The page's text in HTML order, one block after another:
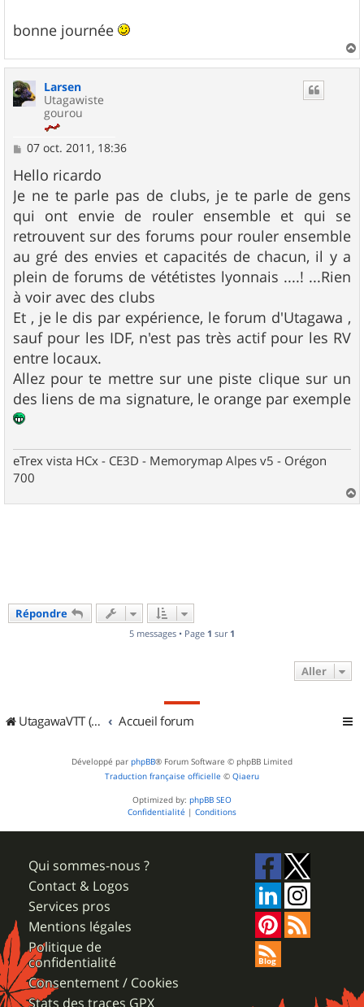
bonne journée
a
Larsen
Utagawiste
gourou
M
s
s
a
g
e
07 oct. 2011, 18:36
Hello ricardo
Je ne te parle pas de clubs, je te parle de gens
qui ont envie de rouler ensemble et qui se
retrouvent sur des forums pour rouler ensemble
au gré des envies et capacités de chacun, il y a
plein de forums de vététistes lyonnais ....! ...Rien
à voir avec des clubs
Et , je le dis par expérience, le forum d'Utagawa ,
sauf pour les IDF, n'est pas très actif pour les RV
entre locaux.
Allez pour te mettre sur une piste clique sur un
des liens de ma signature, le orange par exemple
eTrex vista HCx - CE3D - Memorymap Alpes v5 - Orégon
700
a
Répondre
5 messages • Page 1 sur 1
Aller
UtagawaVTT (Randos VTT et VTTAE avec traces GPS) Accueil forum
Développé par phpBB® Forum Software © phpBB Limited
Traduction française officielle © Qiaeru
Optimized by: phpBB SEO
Confidentialité | Conditions
Qui sommes-nous ?
Contact & Logos
Services pros
Mentions légales
Politique de
confidentialité
Consentement / Cookies
Stats des traces GPX